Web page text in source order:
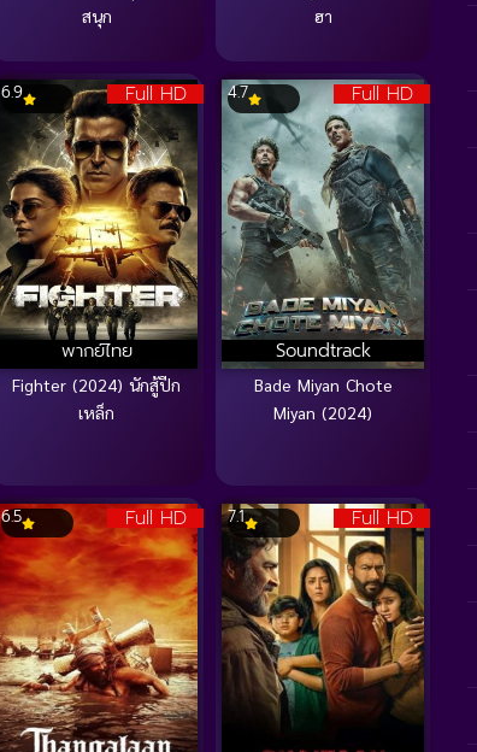
สนุก
ฮา
Full HD
พากย์ไทย
6.9
Fighter (2024) นักสู้ปีก
เหล็ก
Full HD
Soundtrack
4.7
Bade Miyan Chote
Miyan (2024)
Full HD
6.5 Full HD
7.1